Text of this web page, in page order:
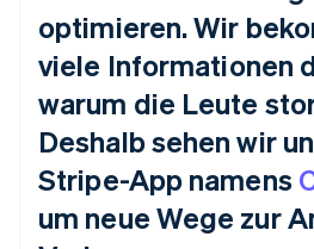
optimieren. Wir
viele Informationen
warum die Leute
Deshalb sehen wir
Stripe-App namens
um neue Wege zur